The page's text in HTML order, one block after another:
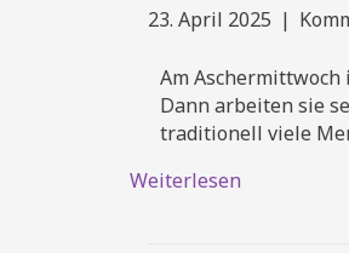
23. April 2025 |
Am
Dann arbeiten sie
traditionell viele
Weiterlesen